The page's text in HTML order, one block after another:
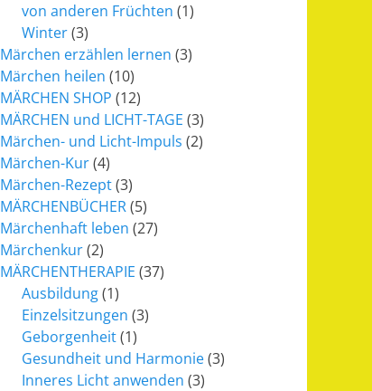
von anderen Früchten (1)
Winter(3)
Märchen erzählen lernen (3)
Märchen heilen (10)
MÄRCHEN SHOP (12)
MÄRCHEN und LICHT-TAGE (3)
Märchen- und Licht-Impuls (2)
Märchen-Kur(4)
Märchen-Rezept(3)
MÄRCHENBÜCHER(5)
Märchenhaft leben (27)
Märchenkur(2)
MÄRCHENTHERAPIE (37)
Ausbildung(1)
Einzelsitzungen (3)
Geborgenheit(1)
Gesundheit und Harmonie(3)
Inneres Licht anwenden (3)